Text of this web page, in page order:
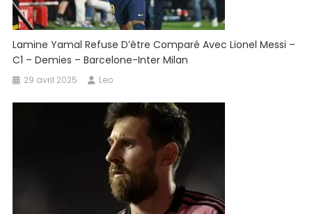
Lamine Yamal Refuse D’être Comparé Avec Lionel Messi –
C1 – Demies – Barcelone-Inter Milan
29 avril 2025 Leo